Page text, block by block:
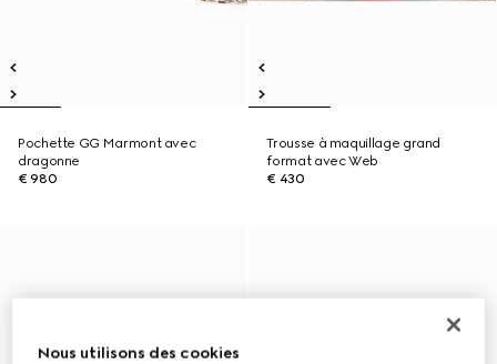
Pochette GG Marmont avec
dragonne
€ 980
Trousse à maquillage grand
format avec Web
€ 430
Nous utilisons des cookies